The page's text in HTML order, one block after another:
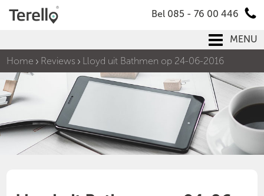
Bel 085 - 76 00 446
MENU
Home
Reviews Lloyd uit Bathmen op 24-06-2016